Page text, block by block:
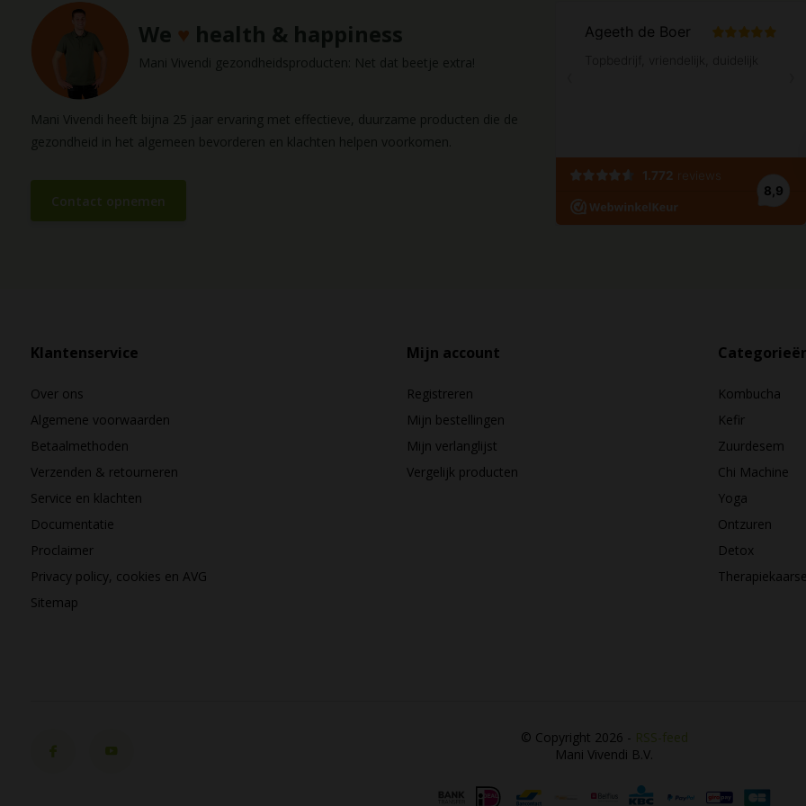
We ♥ health & happiness
Mani Vivendi gezondheidsproducten: Net dat beetje extra!
Mani Vivendi heeft bijna 25 jaar ervaring met effectieve, duurzame producten die de
gezondheid in het algemeen bevorderen en klachten helpen voorkomen.
Contact opnemen
Klantenservice
Over ons
Algemene voorwaarden
Betaalmethoden
Verzenden & retourneren
Service en klachten
Documentatie
Proclaimer
Privacy policy, cookies en AVG
Sitemap
Mijn account
Registreren
Mijn bestellingen
Mijn verlanglijst
Vergelijk producten
Kombucha
Kefir
Zuurdesem
Chi Machine
Yoga
Ontzuren
Detox
© Copyright 2026 - RSS-feed
Mani Vivendi B.V.